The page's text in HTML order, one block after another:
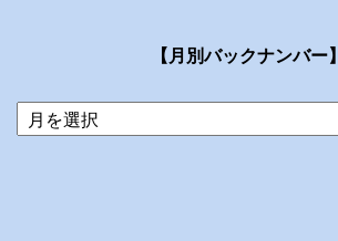
【月別バックナンバー】
当
ブ